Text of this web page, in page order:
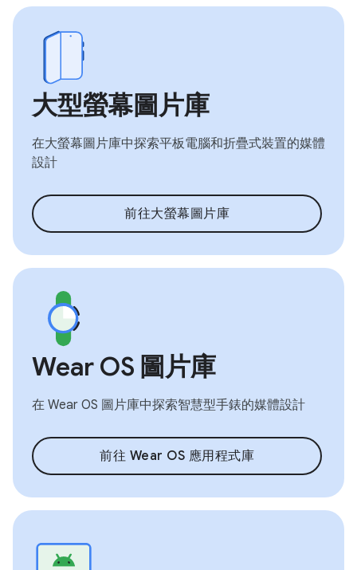
大型螢幕圖片庫
在大螢幕圖片庫中探索平板電腦和折疊式裝置的媒體
設計
前往大螢幕圖片庫
Wear OS 圖片庫
在 Wear OS 圖片庫中探索智慧型手錶的媒體設計
前往 Wear OS 應用程式庫